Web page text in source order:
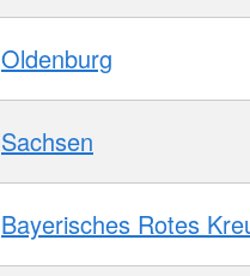
Oldenburg
Sachsen
Bayerisches Rotes